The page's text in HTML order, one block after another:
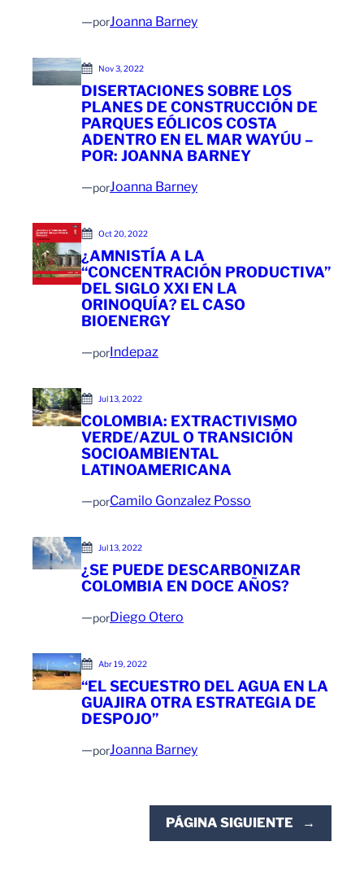
—porJoanna Barney
Nov 3, 2022
DISERTACIONES SOBRE LOS
PLANES DE CONSTRUCCIÓN DE
PARQUES EÓLICOS COSTA
ADENTRO EN EL MAR WAYÚU –
POR: JOANNA BARNEY
—porJoanna Barney
Oct 20, 2022
¿AMNISTÍA A LA
“CONCENTRACIÓN PRODUCTIVA”
DEL SIGLO XXI EN LA
ORINOQUÍA? EL CASO
BIOENERGY
—porIndepaz
Jul 13, 2022
COLOMBIA: EXTRACTIVISMO
VERDE/AZUL O TRANSICIÓN
SOCIOAMBIENTAL
LATINOAMERICANA
—porCamilo Gonzalez Posso
Jul 13, 2022
¿SE PUEDE DESCARBONIZAR
COLOMBIA EN DOCE AÑOS?
—porDiego Otero
Abr 19, 2022
“EL SECUESTRO DEL AGUA EN LA
GUAJIRA OTRA ESTRATEGIA DE
DESPOJO”
—porJoanna Barney
PÁGINA SIGUIENTE →